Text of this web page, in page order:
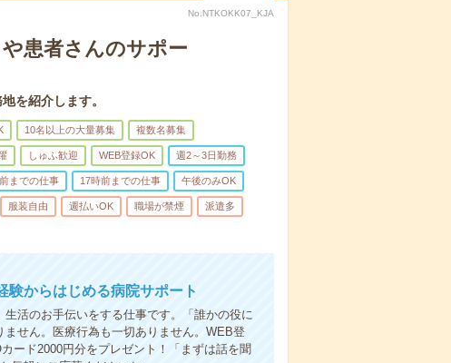
No.NTKOKK07_KJA
患者さんのサポー
を紹介します。
10名以上の大量募集 複数名募集
しゅふ歓迎 WEB登録OK 週2～3日勤務
までの仕事 17時前までの仕事 午後のみOK
服装自由 週払いOK 職場が禁煙 派遣多
験からはじめる病院サポート
活のお手伝いをする仕事です。「誰かの役に
せん。医療行為も一切ありません。WEB登
ード2000円分をプレゼント！「まずは話を聞